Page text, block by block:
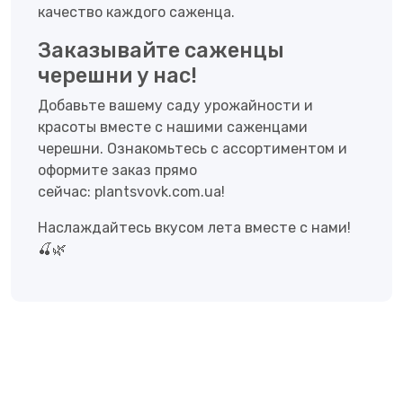
качество каждого саженца.
Заказывайте саженцы
черешни у нас!
Добавьте вашему саду урожайности и
красоты вместе с нашими саженцами
черешни. Ознакомьтесь с ассортиментом и
оформите заказ прямо
сейчас: plantsvovk.com.ua!
Наслаждайтесь вкусом лета вместе с нами!
🍒🌿